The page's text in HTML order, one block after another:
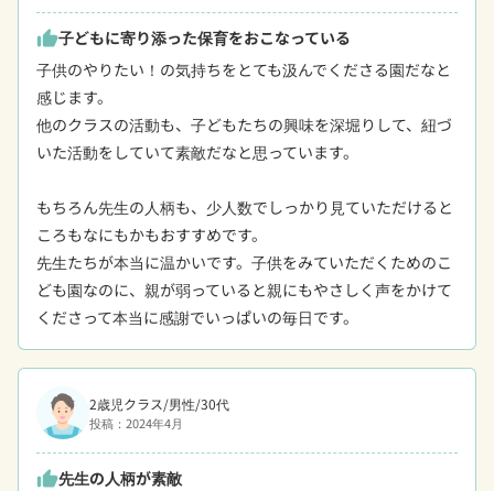
thumb_up子どもに寄り添った保育をおこなっている
子供のやりたい！の気持ちをとても汲んでくださる園だなと
感じます。
他のクラスの活動も、子どもたちの興味を深堀りして、紐づ
いた活動をしていて素敵だなと思っています。
もちろん先生の人柄も、少人数でしっかり見ていただけると
ころもなにもかもおすすめです。
先生たちが本当に温かいです。子供をみていただくためのこ
ども園なのに、親が弱っていると親にもやさしく声をかけて
くださって本当に感謝でいっぱいの毎日です。
2歳児クラス/男性/30代
投稿：2024年4月
thumb_up先生の人柄が素敵